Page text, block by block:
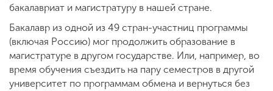
бакалавриат и магистратуру в нашей стране.
Бакалавр из одной из 49 стран-участниц программы
(включая Россию) мог продолжить образование в
магистратуре в другом государстве. Или, например, во
время обучения съездить на пару семестров в другой
университет по программам обмена и вернуться без